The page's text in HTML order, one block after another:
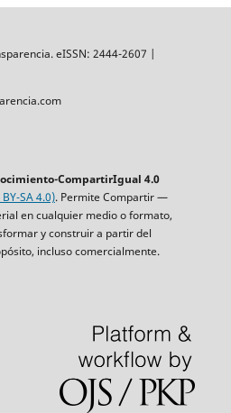
eISSN: 2444-2607 |
CompartirIgual 4.0
BY-SA 4.0). Permite Compartir —
en cualquier medio o formato,
y construir a partir del
incluso comercialmente.